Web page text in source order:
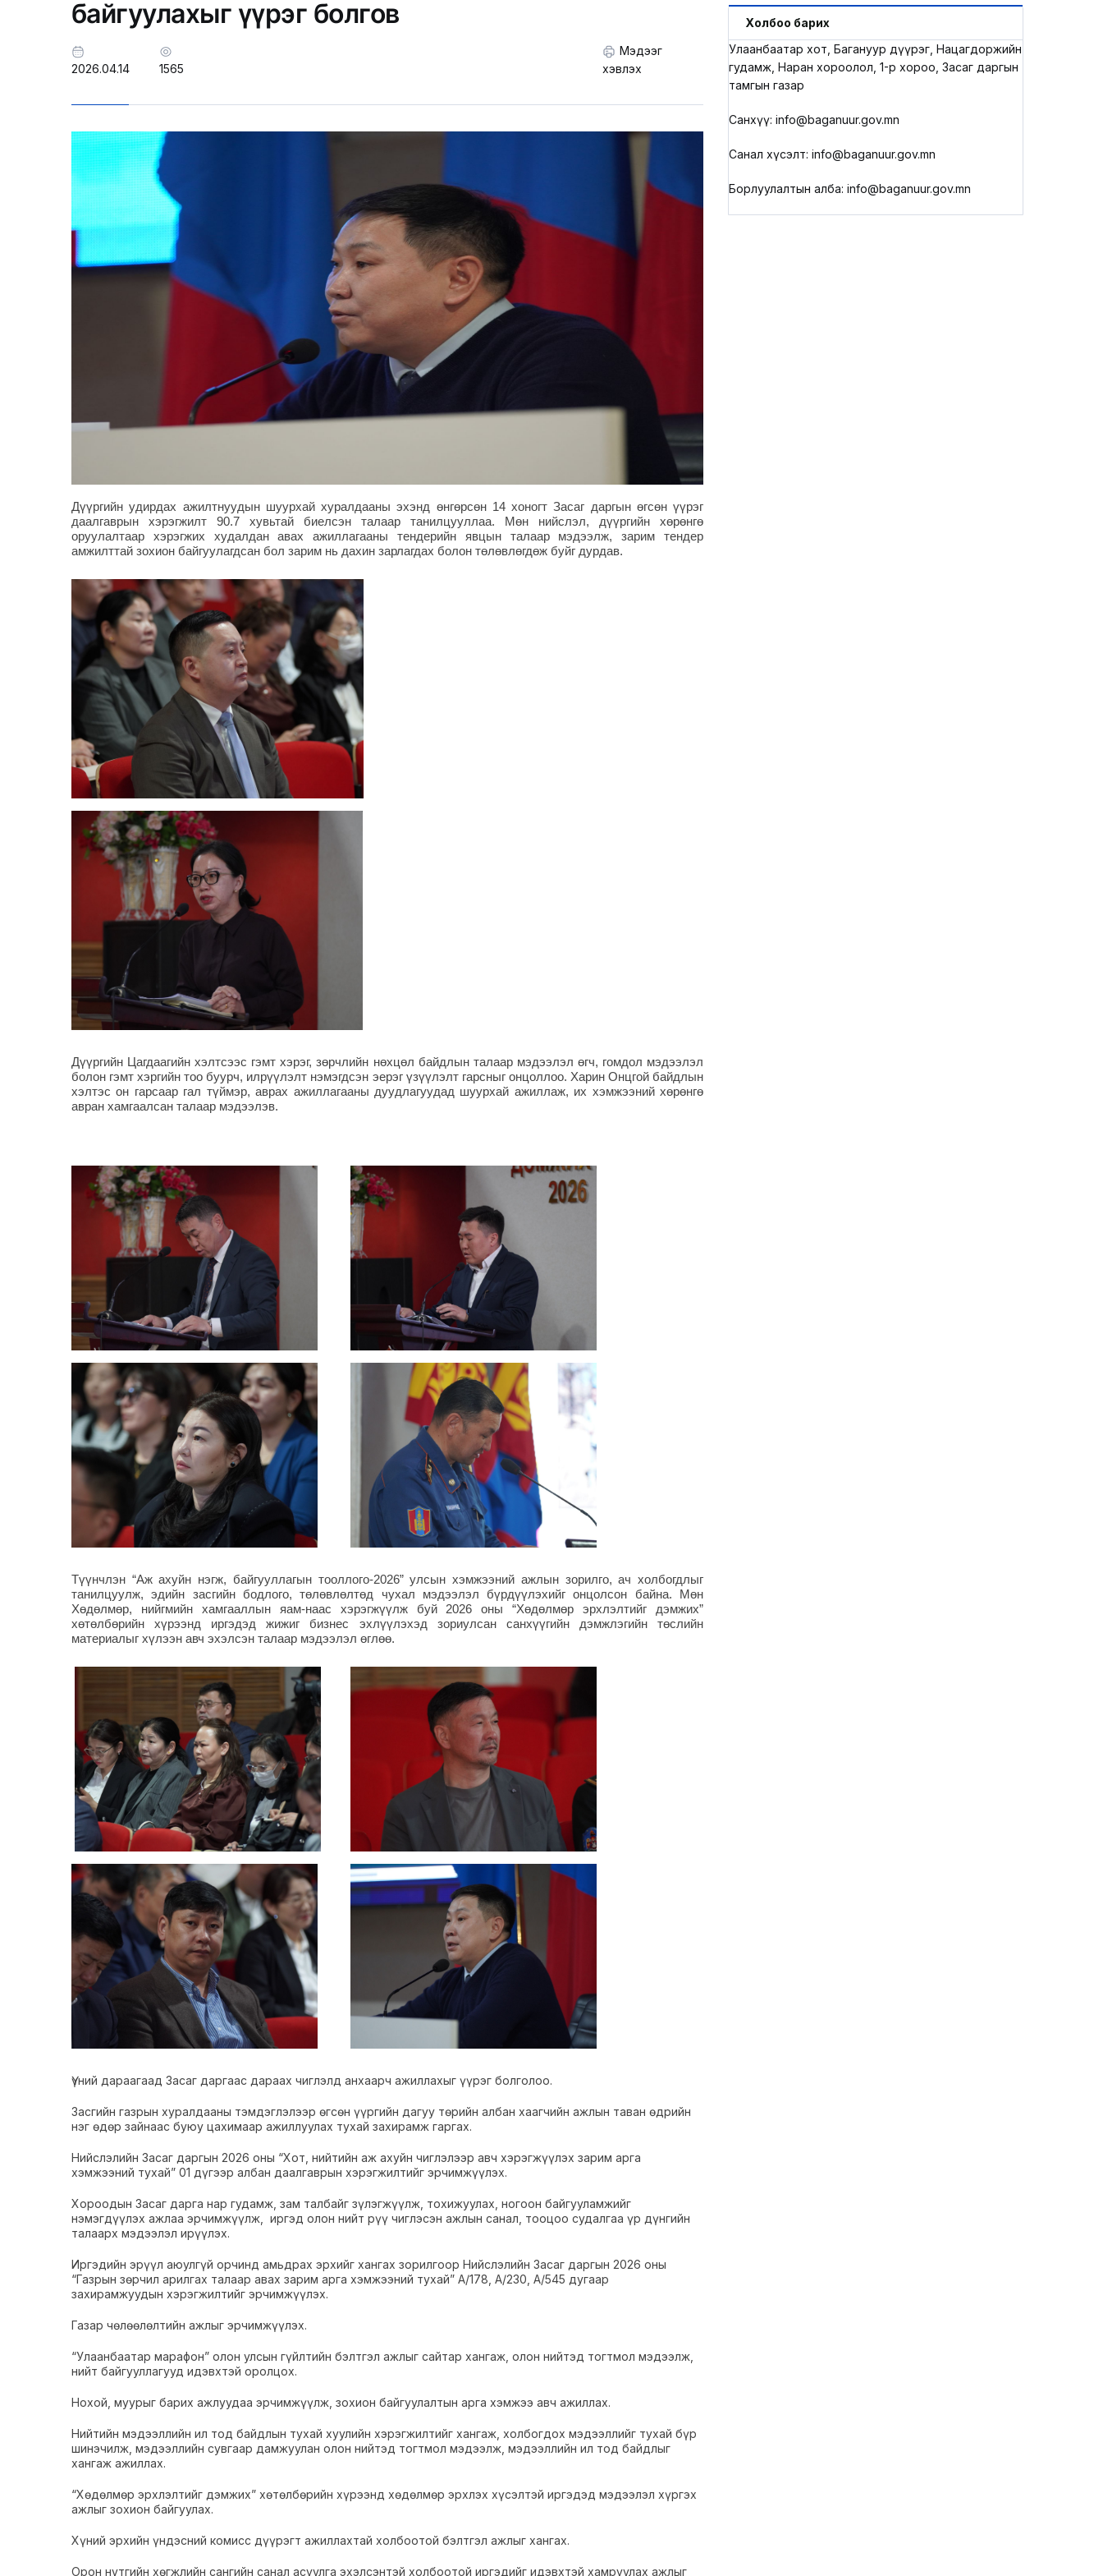
АВЛИГА МЭДЭЭ
байгуулахыг үүрэг болгов
2026.04.14 1565
Мэдээг
хэвлэх
Дүүргийн удирдах ажилтнуудын шуурхай хуралдааны эхэнд өнгөрсөн 14 хоногт Засаг даргын өгсөн үүрэг
даалгаврын хэрэгжилт 90.7 хувьтай биелсэн талаар танилцууллаа. Мөн нийслэл, дүүргийн хөрөнгө
оруулалтаар хэрэгжих худалдан авах ажиллагааны тендерийн явцын талаар мэдээлж, зарим тендер
амжилттай зохион байгуулагдсан бол зарим нь дахин зарлагдах болон төлөвлөгдөж буйг дурдав.
Дүүргийн Цагдаагийн хэлтсээс гэмт хэрэг, зөрчлийн нөхцөл байдлын талаар мэдээлэл өгч, гомдол мэдээлэл
болон гэмт хэргийн тоо буурч, илрүүлэлт нэмэгдсэн эерэг үзүүлэлт гарсныг онцоллоо. Харин Онцгой байдлын
хэлтэс он гарсаар гал түймэр, аврах ажиллагааны дуудлагуудад шуурхай ажиллаж, их хэмжээний хөрөнгө
авран хамгаалсан талаар мэдээлэв.
Түүнчлэн “Аж ахуйн нэгж, байгууллагын тооллого-2026” улсын хэмжээний ажлын зорилго, ач холбогдлыг
танилцуулж, эдийн засгийн бодлого, төлөвлөлтөд чухал мэдээлэл бүрдүүлэхийг онцолсон байна. Мөн
Хөдөлмөр, нийгмийн хамгааллын яам-наас хэрэгжүүлж буй 2026 оны “Хөдөлмөр эрхлэлтийг дэмжих”
хөтөлбөрийн хүрээнд иргэдэд жижиг бизнес эхлүүлэхэд зориулсан санхүүгийн дэмжлэгийн төслийн
материалыг хүлээн авч эхэлсэн талаар мэдээлэл өглөө.
Үүний дараагаад Засаг даргаас дараах чиглэлд анхаарч ажиллахыг үүрэг болголоо.
Засгийн газрын хуралдааны тэмдэглэлээр өгсөн үүргийн дагуу төрийн албан хаагчийн ажлын таван өдрийн
нэг өдөр зайнаас буюу цахимаар ажиллуулах тухай захирамж гаргах.
Нийслэлийн Засаг даргын 2026 оны “Хот, нийтийн аж ахуйн чиглэлээр авч хэрэгжүүлэх зарим арга
хэмжээний тухай” 01 дүгээр албан даалгаврын хэрэгжилтийг эрчимжүүлэх.
Хороодын Засаг дарга нар гудамж, зам талбайг зүлэгжүүлж, тохижуулах, ногоон байгууламжийг
нэмэгдүүлэх ажлаа эрчимжүүлж, иргэд олон нийт рүү чиглэсэн ажлын санал, тооцоо судалгаа үр дүнгийн
талаарх мэдээлэл ирүүлэх.
Иргэдийн эрүүл аюулгүй орчинд амьдрах эрхийг хангах зорилгоор Нийслэлийн Засаг даргын 2026 оны
“Газрын зөрчил арилгах талаар авах зарим арга хэмжээний тухай” А/178, А/230, А/545 дугаар
захирамжуудын хэрэгжилтийг эрчимжүүлэх.
Газар чөлөөлөлтийн ажлыг эрчимжүүлэх.
“Улаанбаатар марафон” олон улсын гүйлтийн бэлтгэл ажлыг сайтар хангаж, олон нийтэд тогтмол мэдээлж,
нийт байгууллагууд идэвхтэй оролцох.
Нохой, муурыг барих ажлуудаа эрчимжүүлж, зохион байгуулалтын арга хэмжээ авч ажиллах.
Нийтийн мэдээллийн ил тод байдлын тухай хуулийн хэрэгжилтийг хангаж, холбогдох мэдээллийг тухай бүр
шинэчилж, мэдээллийн сувгаар дамжуулан олон нийтэд тогтмол мэдээлж, мэдээллийн ил тод байдлыг
хангаж ажиллах.
“Хөдөлмөр эрхлэлтийг дэмжих” хөтөлбөрийн хүрээнд хөдөлмөр эрхлэх хүсэлтэй иргэдэд мэдээлэл хүргэх
ажлыг зохион байгуулах.
Хүний эрхийн үндэсний комисс дүүрэгт ажиллахтай холбоотой бэлтгэл ажлыг хангах.
Орон нутгийн хөгжлийн сангийн санал асуулга эхэлсэнтэй холбоотой иргэдийг идэвхтэй хамруулах ажлыг
Холбоо барих
Улаанбаатар хот, Багануур дүүрэг, Нацагдоржийн
гудамж, Наран хороолол, 1-р хороо, Засаг даргын
тамгын газар
Санхүү: info@baganuur.gov.mn
Санал хүсэлт: info@baganuur.gov.mn
Борлуулалтын алба: info@baganuur.gov.mn